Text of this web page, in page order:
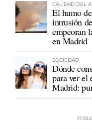
CALIDAD DEL
El humo
intrusión
empeoran
en Madrid
SOCIEDAD
Dónde
para ver el
Madrid: